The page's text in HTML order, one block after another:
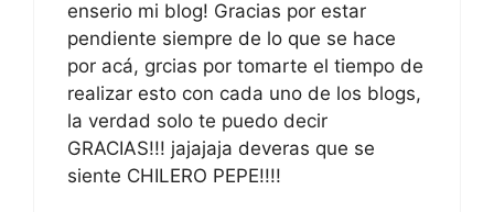
enserio mi blog! Gracias por estar
pendiente siempre de lo que se hace
por acá, grcias por tomarte el tiempo de
realizar esto con cada uno de los blogs,
la verdad solo te puedo decir
GRACIAS!!! jajajaja deveras que se
siente CHILERO PEPE!!!!